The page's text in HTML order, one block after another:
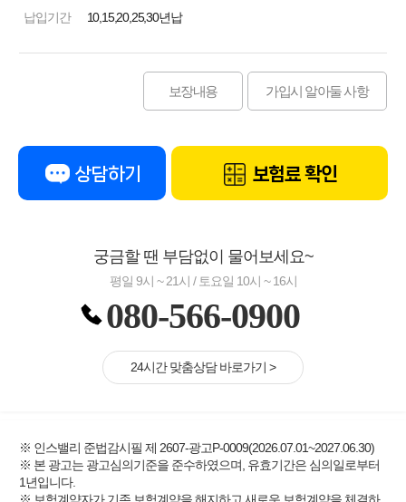
납입기간
10,15,20,25,30년납
보장내용 가입시 알아둘 사항
상담하기 보험료 확인
궁금할 땐 부담없이 물어보세요~
평일 9시 ~ 21시 / 토요일 10시 ~ 16시
080-566-0900
24시간 맞춤상담 바로가기 >
※ 인스밸리 준법감시필 제 2607-광고P-0009(2026.07.01~2027.06.30)
※ 본 광고는 광고심의기준을 준수하였으며, 유효기간은 심의일로부터
1년입니다.